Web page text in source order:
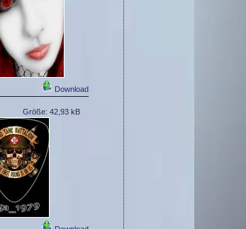
Download
Größe: 42,93 kB